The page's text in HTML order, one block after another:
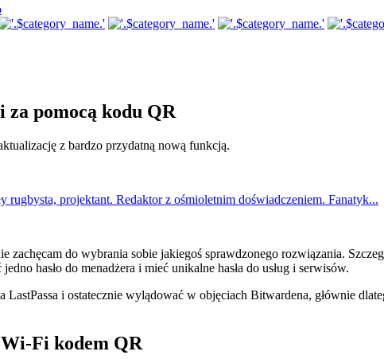
za pomocą kodu QR
z bardzo przydatną nową funkcją.
rugbysta, projektant. Redaktor z ośmioletnim doświadczeniem. Fanatyk...
zachęcam do wybrania sobie jakiegoś sprawdzonego rozwiązania.
hasło do menadżera i mieć unikalne hasła do usług i serwisów.
i ostatecznie wylądować w objęciach Bitwardena, głównie
Wi-Fi kodem QR